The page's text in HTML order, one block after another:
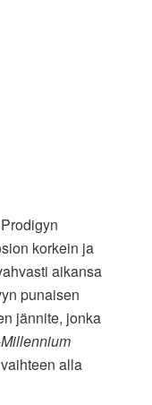
korkein ja
aikansa
punaisen
jännite, jonka
alla